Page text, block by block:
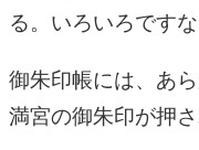
る。いろいろですな
御朱印帳には、あ
満宮の御朱印が押さ